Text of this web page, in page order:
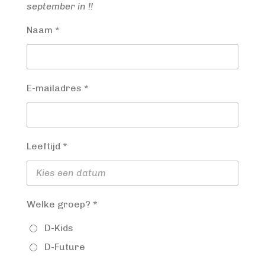
september in !!
Naam *
E-mailadres *
Leeftijd *
Welke groep? *
D-Kids
D-Future